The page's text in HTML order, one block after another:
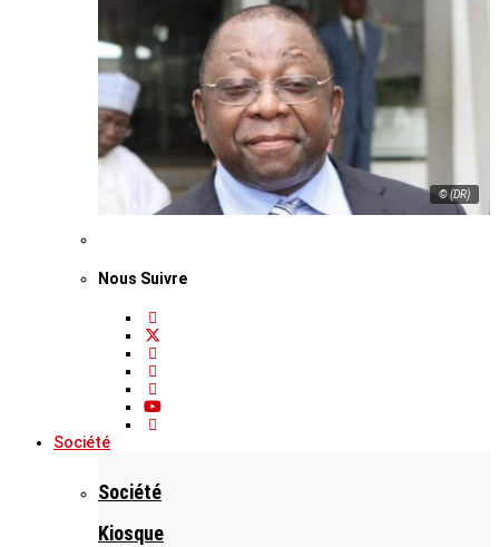
© (DR)
Nous Suivre
Société
Société
Kiosque